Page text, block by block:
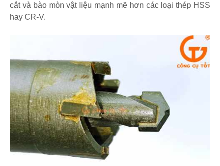
cắt và bào mòn vật liệu mạnh mẽ hơn các loại thép HSS
hay CR-V.